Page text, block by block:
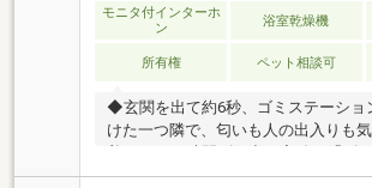
モニタ付インターホ
ン
浴室乾燥機
所有権 ペット相談可
◆玄関を出て約6秒、ゴミステーショ
けた一つ隣で、匂いも人の出入りも
される暮らしです。◆買い物は敷地